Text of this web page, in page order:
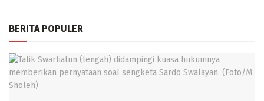
BERITA POPULER